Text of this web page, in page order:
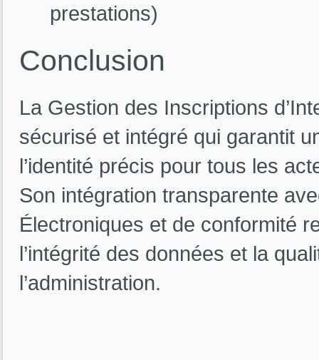
prestations)
Conclusion
La Gestion des Inscriptions
sécurisé et intégré qui garantit
l’identité précis pour tous les
Son intégration transparente
Électroniques et de conformité
l’intégrité des données et la
l’administration.